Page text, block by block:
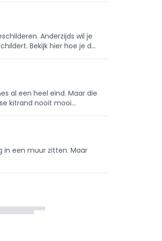
Anderzijds wil je
Bekijk hier hoe je dat
al een heel eind. Maar die
kitrand nooit mooi
in een muur zitten. Maar